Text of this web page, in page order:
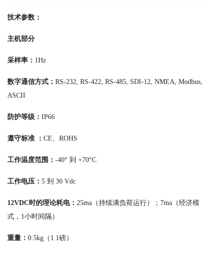
技术参数：
主机部分
采样率： 1Hz
数字通信方式： RS-232, RS-422, RS-485, SDI-12, NMEA, Modbus,
ASCII
防护等级： IP66
遵守标准 ： CE、ROHS
工作温度范围： -40° 到 +70°C
工作电压： 5 到 30 Vdc
12VDC时的理论耗电： 25ma（持续满负荷运行）；7ma（经济模
式，1小时间隔）
重量： 0.5kg（1.1磅）